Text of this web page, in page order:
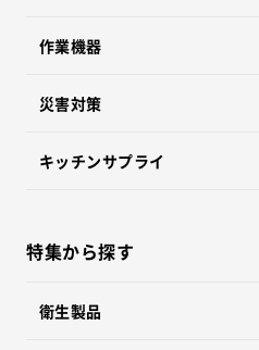
作業機器
災害対策
キッチンサプライ
特集から探す
衛生製品